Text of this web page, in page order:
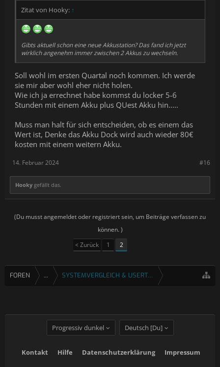
Zitat von Hooky: ↑
Gibts aktuell schon eine neue Akkustation? Das fand ich jetzt
wirklich angenehm immer zwischen 2 Akkus zu wechseln.
Soll wohl im ersten Quartal noch kommen. Ich werde
sie mir aber wohl eher nicht holen.
Wie ich ja errechnet habe kommst du locker 5-6
Stunden mit einem Akku plus QUest Akku hin.....
Muss man halt für sich entscheiden, ob es einem das
Wert ist, Denke das Akku Dock wird auch wieder 80€
kosten mit einem weitern Akku.
#16
14. Februar 2024
Hooky gefällt das.
(Du musst angemeldet oder registriert sein, um Beiträge verfassen zu
können. )
< Zurück
1 2
FOREN ... SYSTEMVERGLEICH & USERTESTS
Progressiv dunkel Deutsch [Du]
Kontakt Hilfe Datenschutzerklärung Impressum